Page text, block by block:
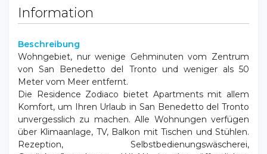
Information